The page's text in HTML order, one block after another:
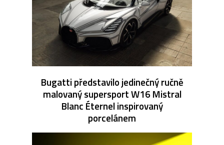
Bugatti představilo jedinečný ručně
malovaný supersport W16 Mistral
Blanc Éternel inspirovaný
porcelánem